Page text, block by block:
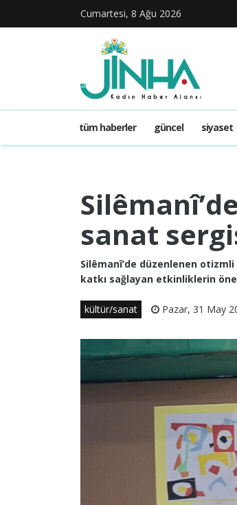
Cumartesi, 8 Ağu 2026
tüm haberler güncel siyaset
sanat
Silêmanî’de düzenlenen
katkı sağlayan etkinliklerin
kültür/sanat Pazar, 31 May